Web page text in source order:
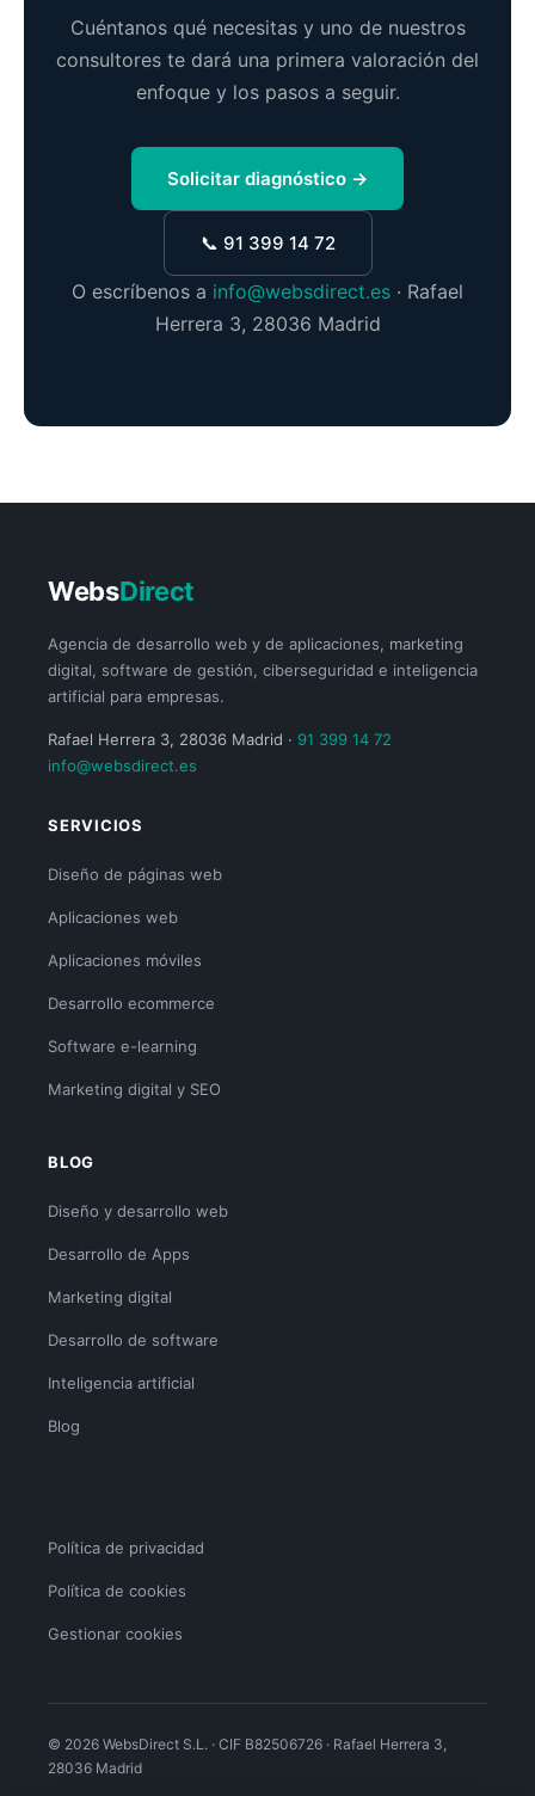
Cuéntanos qué necesitas y uno de nuestros
consultores te dará una primera valoración del
enfoque y los pasos a seguir.
Solicitar diagnóstico →
📞 91 399 14 72
O escríbenos a info@websdirect.es · Rafael
Herrera 3, 28036 Madrid
WebsDirect
Agencia de desarrollo web y de aplicaciones, marketing
digital, software de gestión, ciberseguridad e inteligencia
artificial para empresas.
Rafael Herrera 3, 28036 Madrid · 91 399 14 72
info@websdirect.es
SERVICIOS
Diseño de páginas web
Aplicaciones web
Aplicaciones móviles
Desarrollo ecommerce
Software e-learning
Marketing digital y SEO
BLOG
Diseño y desarrollo web
Desarrollo de Apps
Marketing digital
Desarrollo de software
Inteligencia artificial
Blog
Política de privacidad
Política de cookies
Gestionar cookies
© 2026 WebsDirect S.L. · CIF B82506726 · Rafael Herrera 3,
28036 Madrid